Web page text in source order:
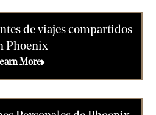
de viajes compartidos
Phoenix
More